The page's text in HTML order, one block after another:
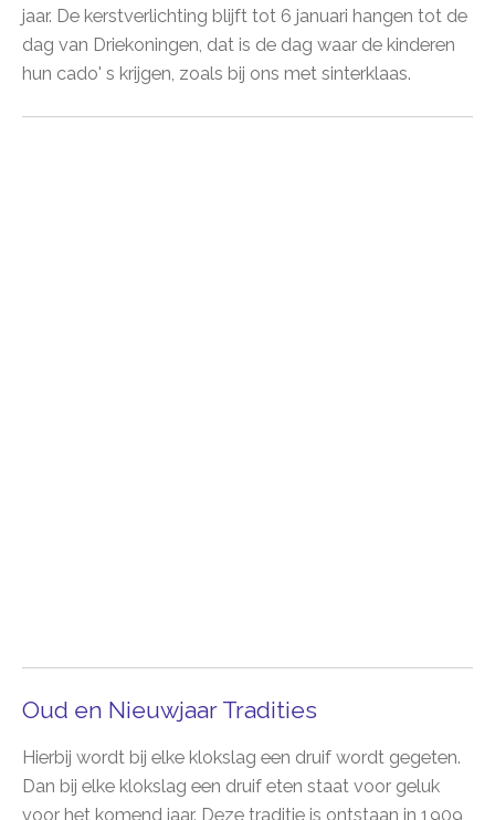
jaar. De kerstverlichting blijft tot 6 januari hangen tot de
dag van Driekoningen, dat is de dag waar de kinderen
hun cado' s krijgen, zoals bij ons met sinterklaas.
Oud en Nieuwjaar Tradities
Hierbij wordt bij elke klokslag een druif wordt gegeten.
Dan bij elke klokslag een druif eten staat voor geluk
voor het komend jaar. Deze traditie is ontstaan in 1909,